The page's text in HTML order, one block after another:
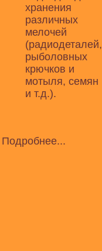
хранения
различных
мелочей
(радиодеталей,
рыболовных
крючков и
мотыля, семян
и т.д.).
Подробнее...